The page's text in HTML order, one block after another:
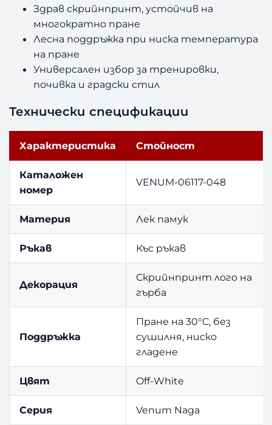
Здрав скрийнпринт, устойчив на
многократно пране
Лесна поддръжка при ниска температура
на пране
Универсален избор за тренировки,
почивка и градски стил
Технически спецификации
Характеристика Стойност
Каталожен
номер
VENUM-06117-048
Материя Лек памук
Ръкав Къс ръкав
Декорация
Скрийнпринт лого на
гърба
Поддръжка
Пране на 30°C, без
сушилня, ниско
гладене
Цвят Off-White
Серия Venum Naga